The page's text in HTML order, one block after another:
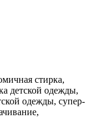
стирка,
детской одежды,
одежды, супер-